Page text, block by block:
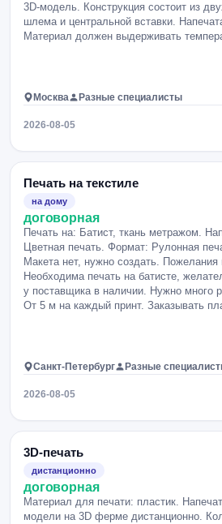
3D-модель. Конструкция состоит из
шлема и центральной вставки.
Материал должен выдерживать
Москва Разные специалисты
2026-08-05
Печать на текстиле
на дому
договорная
Печать на: Батист, ткань метражом.
Цветная печать. Формат: Рулонная
Макета нет, нужно создать. Пожелания
Необходима печать на батисте,
у поставщика в наличии. Нужно много
От 5 м на каждый принт. Заказывать
Санкт-Петербург Разные
2026-08-05
3D-печать
дистанционно
договорная
Материал для печати: пластик.
модели на 3D ферме дистанционно.